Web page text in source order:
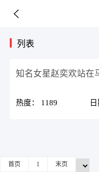
列表
知名女星赵奕欢站在
热度： 1189
首页 1 末页